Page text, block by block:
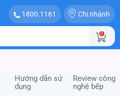
1800.1161 Chi nhánh
0
Hướng dẫn sử
dụng
Review công
nghệ bếp